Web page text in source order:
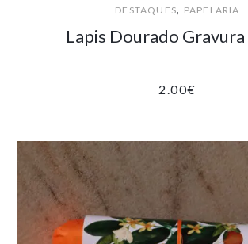
DESTAQUES, PAPELARIA
Lapis Dourado Gravura
2.00€